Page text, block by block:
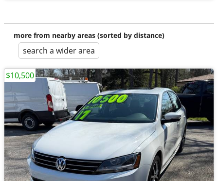
more from nearby areas (sorted by distance)
search a wider area
$10,500